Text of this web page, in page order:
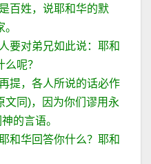
百姓，说耶和华的默
要对弟兄如此说：耶和
呢？
提，各人所说的话必作
文同)，因为你们谬用永
的言语。
和华回答你什么？耶和